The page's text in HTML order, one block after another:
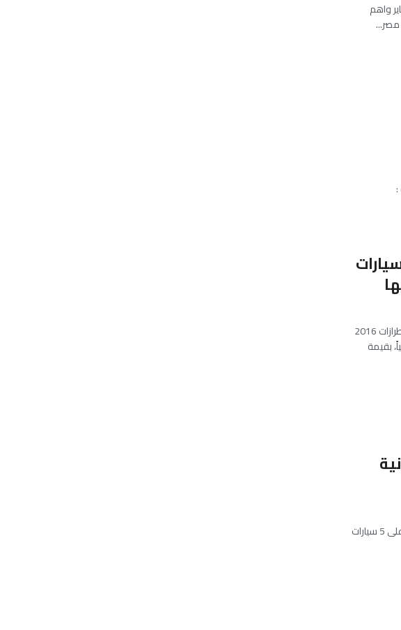
واهم
مصر...
:
رصدت «البورصة» اسعار عدد من السيارات الجديدة، طرازات 2016
بقيمة
انفوجراف.. أعلى 5 سيارات يابانية مبيعا فى 2015 أعلى 5 سيارات